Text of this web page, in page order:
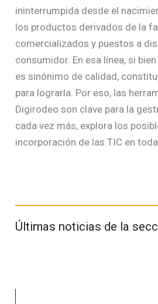
ininterrumpida desde el
los productos derivados de la
comercializados y puestos a
consumidor. En esa línea, si
es sinónimo de calidad,
para lograrla. Por eso, las
Digirodeo son clave para la
cada vez más, explora los
incorporación de las TIC en
Últimas noticias de la